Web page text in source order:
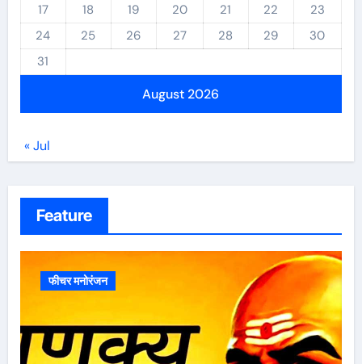
August 2026
17
18 19 20 21 22
23
24
25 26 27 28 29
30
31
« Jul
Feature
फीचर मनोरंजन